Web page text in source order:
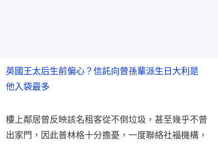
英國王太后生前偏心？信託向曾孫輩派生日大利是
他入袋最多
樓上鄰居曾反映該名租客從不倒垃圾，甚至幾乎不曾
出家門，因此普林格十分擔憂，一度聯絡社福機構，